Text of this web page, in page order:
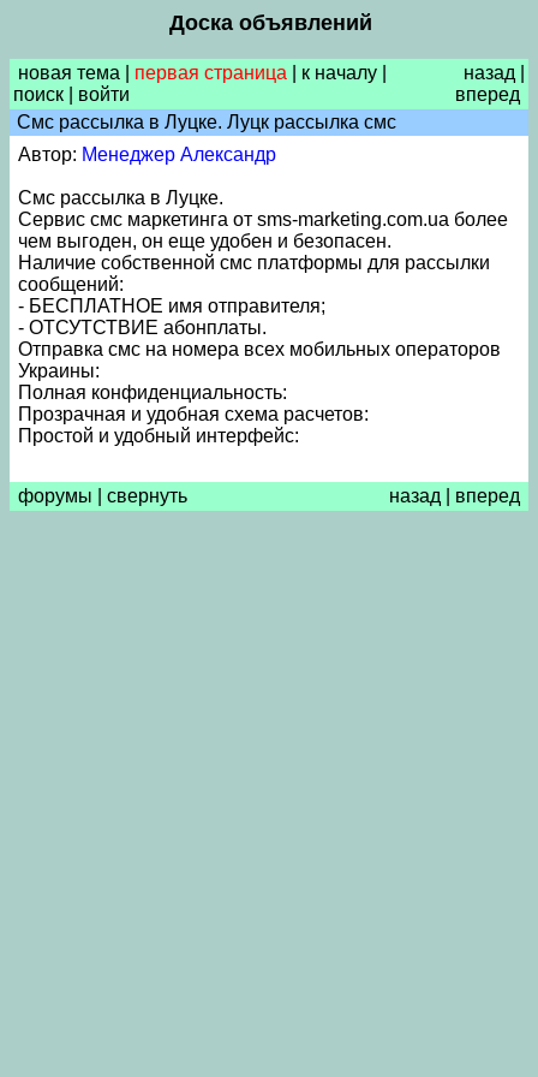
Доска объявлений
новая тема первая страница к началу
поиск
войти
назад
вперед
Смс рассылка в Луцке. Луцк рассылка смс
Автор: Менеджер Александр
Смс рассылка в Луцке.
Сервис смс маркетинга от sms-marketing.com.ua более
чем выгоден, он еще удобен и безопасен.
Наличие собственной смс платформы для рассылки
сообщений:
- БЕСПЛАТНОЕ имя отправителя;
- ОТСУТСТВИЕ абонплаты.
Отправка смс на номера всех мобильных операторов
Украины:
Полная конфиденциальность:
Прозрачная и удобная схема расчетов:
Простой и удобный интерфейс:
форумы свернуть назад вперед